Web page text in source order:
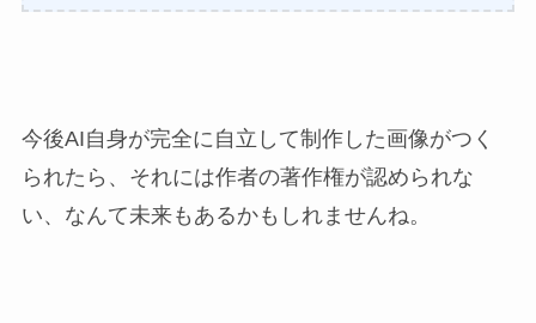
今後AI自身が完全に自立して制作した画像がつく
られたら、それには作者の著作権が認められな
い、なんて未来もあるかもしれませんね。